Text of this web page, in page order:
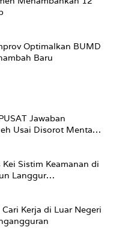
Optimalkan BUMD
Baru
Jawaban
Usai Disorot Mentan
Sistim Keamanan di
Langgur
Kerja di Luar Negeri